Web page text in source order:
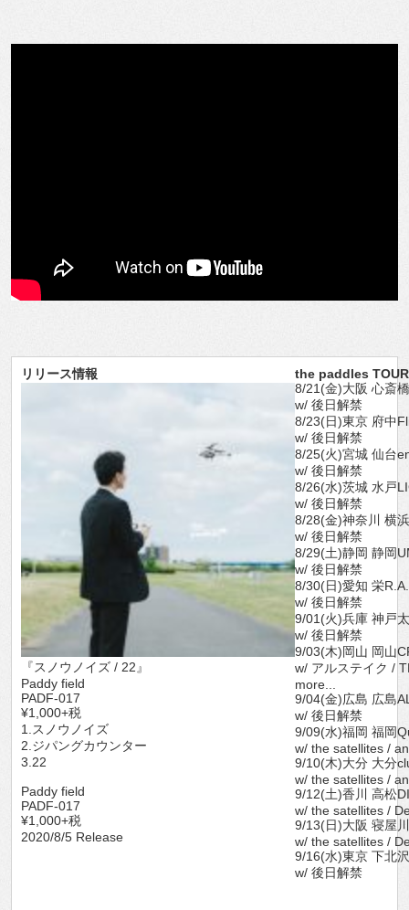
リリース情報
『スノウノイズ / 22』
Paddy field
PADF-017
¥1,000+税
1.スノウノイズ
2.ジパングカウンター
3.22
Paddy field
PADF-017
¥1,000+税
2020/8/5 Release
the paddles
8/21(金)大阪 心斎
w/ 後日解禁
8/23(日)東京 府中
w/ 後日解禁
8/25(火)宮城 仙台
w/ 後日解禁
8/26(水)茨城 水戸
w/ 後日解禁
8/28(金)神奈川 横
w/ 後日解禁
8/29(土)静岡 静岡
w/ 後日解禁
8/30(日)愛知 栄
w/ 後日解禁
9/01(火)兵庫 神戸
w/ 後日解禁
9/03(木)岡山 岡山
w/ アルステイク /
more...
9/04(金)広島 広島
w/ 後日解禁
9/09(水)福岡 福岡
w/ the satellites /
9/10(木)大分 大分
w/ the satellites /
9/12(土)香川 高松
w/ the satellites /
9/13(日)大阪 寝屋
w/ the satellites /
9/16(水)東京 下北
w/ 後日解禁